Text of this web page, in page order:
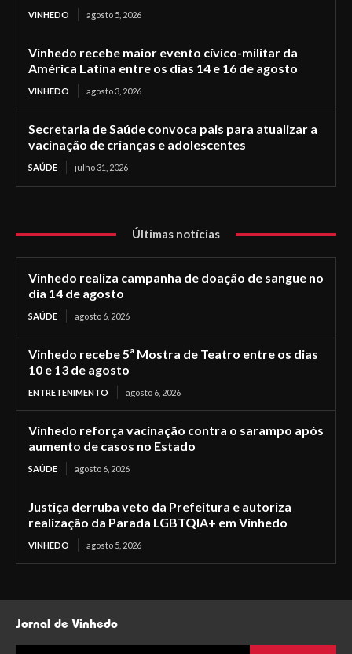
VINHEDO agosto 5, 2026
Vinhedo recebe maior evento cívico-militar da
América Latina entre os dias 14 e 16 de agosto
VINHEDO agosto 3, 2026
Secretaria de Saúde convoca pais para atualizar a
vacinação de crianças e adolescentes
SAÚDE julho 31, 2026
Últimas notícias
Vinhedo realiza campanha de doação de sangue no
dia 14 de agosto
SAÚDE agosto 6, 2026
Vinhedo recebe 5ª Mostra de Teatro entre os dias
10 e 13 de agosto
ENTRETENIMENTO agosto 6, 2026
Vinhedo reforça vacinação contra o sarampo após
aumento de casos no Estado
SAÚDE agosto 6, 2026
Justiça derruba veto da Prefeitura e autoriza
realização da Parada LGBTQIA+ em Vinhedo
VINHEDO agosto 5, 2026
Jornal de Vinhedo